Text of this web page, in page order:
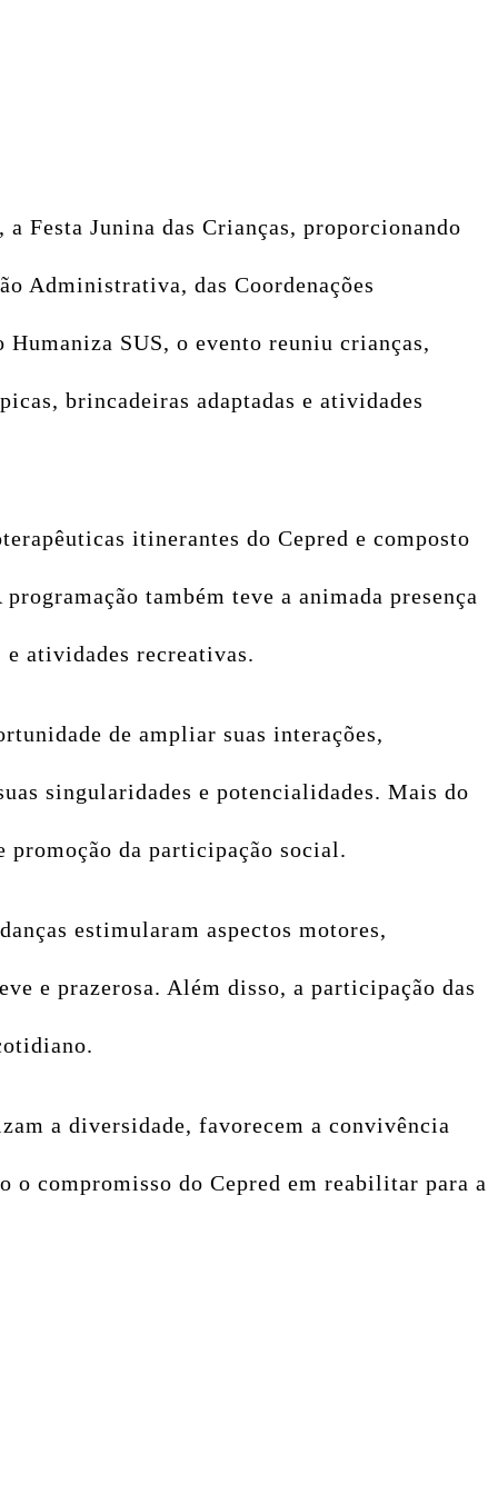
Festa Junina das Crianças, proporcionando
Administrativa, das Coordenações
SUS, o evento reuniu crianças,
brincadeiras adaptadas e atividades
itinerantes do Cepred e composto
também teve a animada presença
atividades recreativas.
de ampliar suas interações,
singularidades e potencialidades. Mais do
promoção da participação social.
estimularam aspectos motores,
e prazerosa. Além disso, a participação das
a diversidade, favorecem a convivência
o compromisso do Cepred em reabilitar para a